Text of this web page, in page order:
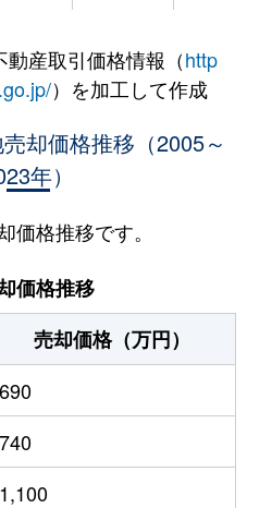
万円 加茂野
徒歩9分
万円
円 加茂野
円 加茂野
万円 加茂野
万円
万円
万円
産取引価格情報（http
）を加工して作成
却価格推移（2005～
年）
価格推移です。
価格推移
売却価格（万円）
690
740
1,100